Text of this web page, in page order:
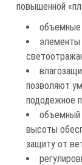
повышенной
объемные
элементы
позволяют
пододежное
объемный
высоты
защиту от